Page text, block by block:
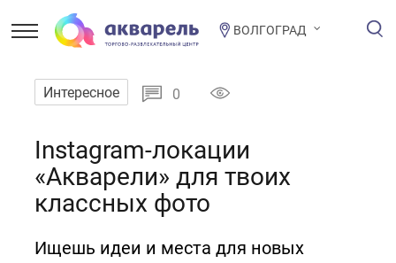
ВОЛГОГРАД
Интересное 0
Instagram-локации
«Акварели» для твоих
классных фото
Ищешь идеи и места для новых